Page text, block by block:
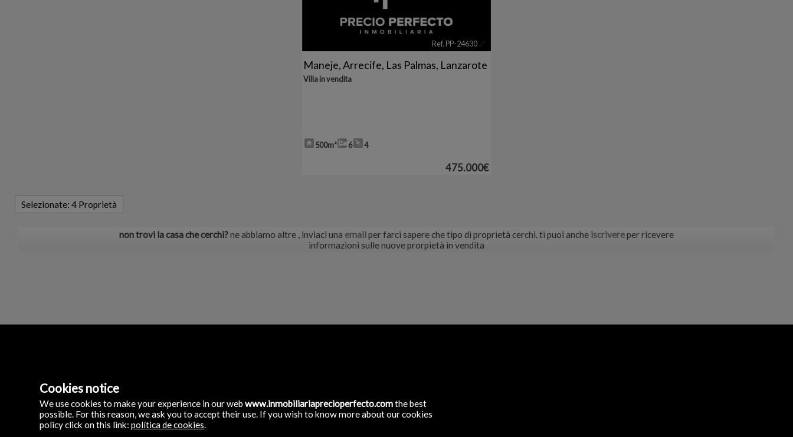
Ref. PP-24630 🔗
Maneje,Arrecife, Las Palmas, Lanzarote
Villa in vendita
500m² 6 4
475.000€
Selezionate: 4 Proprietà
non trovi la casa che cerchi?ne abbiamo altre , inviaci una emailper farci sapere che tipo di proprietà cerchi. ti puoi anche iscrivereper ricevere
informazioni sulle nuove prorpietà in vendita
Spagna
(+34)
928.805.826
Cookies notice
We use cookies to make your experience in our webwww.inmobiliariaprecioperfecto.comthe best
possible. For this reason, we ask you to accept their use. If you wish to know more about our cookies
policy click on this link:política de cookies.